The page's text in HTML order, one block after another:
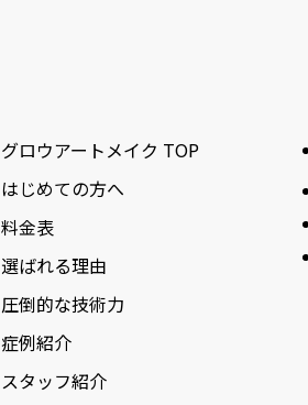
グロウアートメイク TOP
はじめての方へ
料金表
選ばれる理由
圧倒的な技術力
症例紹介
スタッフ紹介